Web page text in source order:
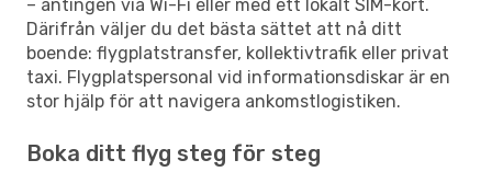
– antingen via Wi-Fi eller med ett lokalt SIM-kort.
Därifrån väljer du det bästa sättet att nå ditt
boende: flygplatstransfer, kollektivtrafik eller privat
taxi. Flygplatspersonal vid informationsdiskar är en
stor hjälp för att navigera ankomstlogistiken.
Boka ditt flyg steg för steg